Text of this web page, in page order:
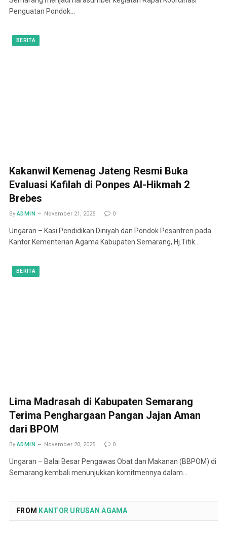
Penguatan Pondok…
BERITA
Kakanwil Kemenag Jateng Resmi Buka
Evaluasi Kafilah di Ponpes Al-Hikmah 2
Brebes
By ADMIN November 21, 2025 0
Ungaran – Kasi Pendidikan Diniyah dan Pondok Pesantren pada
Kantor Kementerian Agama Kabupaten Semarang, Hj.Titik…
BERITA
Lima Madrasah di Kabupaten Semarang
Terima Penghargaan Pangan Jajan Aman
dari BPOM
By ADMIN November 20, 2025 0
Ungaran – Balai Besar Pengawas Obat dan Makanan (BBPOM) di
Semarang kembali menunjukkan komitmennya dalam…
FROM KANTOR URUSAN AGAMA